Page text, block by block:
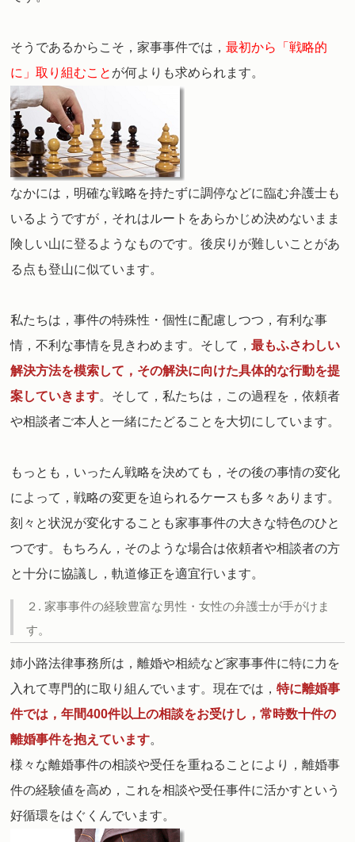
そうであるからこそ，家事事件では，最初から「戦略的
に」取り組むこと が何よりも求められます。
なかには，明確な戦略を持たずに調停などに臨む弁護士も
いるようですが，それはルートをあらかじめ決めないまま
険しい山に登るようなものです。後戻りが難しいことがあ
る点も登山に似ています。
私たちは，事件の特殊性・個性に配慮しつつ，有利な事
情，不利な事情を見きわめます。そして，最もふさわしい
解決方法を模索して，その解決に向けた具体的な行動を提
案していきます。 そして，私たちは，この過程を，依頼者
や相談者ご本人と一緒にたどることを大切にしています。
もっとも，いったん戦略を決めても，その後の事情の変化
によって，戦略の変更を迫られるケースも多々あります。
刻々と状況が変化することも家事事件の大きな特色のひと
つです。もちろん，そのような場合は依頼者や相談者の方
と十分に協議し，軌道修正を適宜行います。
２. 家事事件の経験豊富な男性・女性の弁護士が手がけま
す。
姉小路法律事務所は，離婚や相続など家事事件に特に力を
入れて専門的に取り組んでいます。現在では，特に離婚事
件では，年間400件以上の相談をお受けし，常時数十件の
離婚事件を抱えています。
様々な離婚事件の相談や受任を重ねることにより，離婚事
件の経験値を高め，これを相談や受任事件に活かすという
好循環をはぐくんでいます。